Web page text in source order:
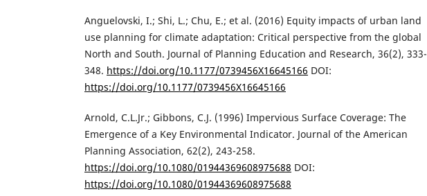
Anguelovski, I.; Shi, L.; Chu, E.; et al. (2016) Equity impacts of urban land
use planning for climate adaptation: Critical perspective from the global
North and South. Journal of Planning Education and Research, 36(2), 333-
348. https://doi.org/10.1177/0739456X16645166 DOI:
https://doi.org/10.1177/0739456X16645166
Arnold, C.L.Jr.; Gibbons, C.J. (1996) Impervious Surface Coverage: The
Emergence of a Key Environmental Indicator. Journal of the American
Planning Association, 62(2), 243-258.
https://doi.org/10.1080/01944369608975688 DOI:
https://doi.org/10.1080/01944369608975688